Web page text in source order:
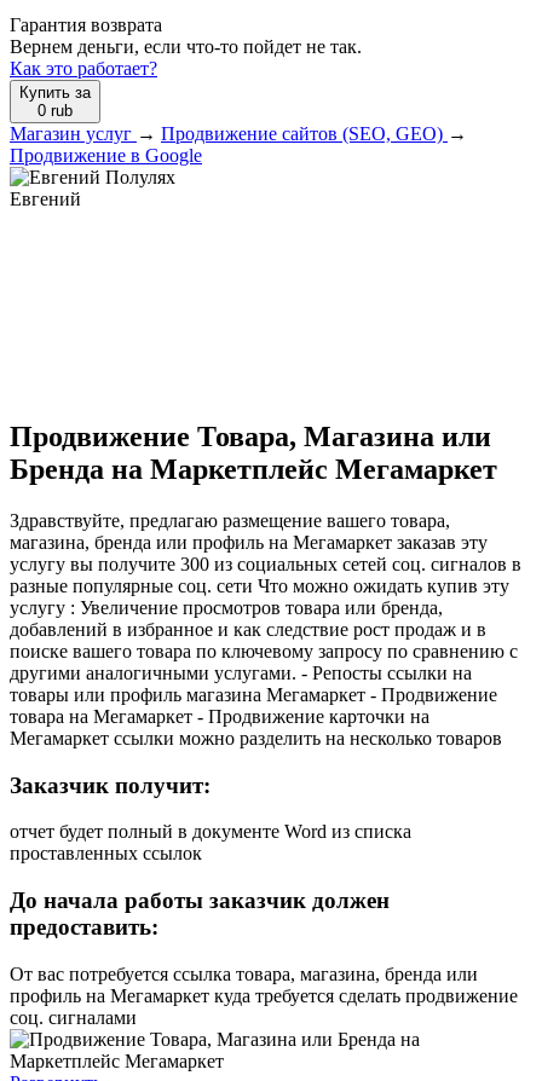
Гарантия возврата
Вернем деньги, если что-то пойдет не так.
Как это работает?
Купить за
0 rub
Магазин услуг → Продвижение сайтов (SEO, GEO) →
Продвижение в Google
Евгений
Продвижение Товара, Магазина или
Бренда на Маркетплейс Мегамаркет
Здравствуйте, предлагаю размещение вашего товара,
магазина, бренда или профиль на Мегамаркет заказав эту
услугу вы получите 300 из социальных сетей соц. сигналов в
разные популярные соц. сети Что можно ожидать купив эту
услугу : Увеличение просмотров товара или бренда,
добавлений в избранное и как следствие рост продаж и в
поиске вашего товара по ключевому запросу по сравнению с
другими аналогичными услугами. - Репосты ссылки на
товары или профиль магазина Мегамаркет - Продвижение
товара на Мегамаркет - Продвижение карточки на
Мегамаркет ссылки можно разделить на несколько товаров
Заказчик получит:
отчет будет полный в документе Word из списка
проставленных ссылок
До начала работы заказчик должен
предоставить:
От вас потребуется ссылка товара, магазина, бренда или
профиль на Мегамаркет куда требуется сделать продвижение
соц. сигналами